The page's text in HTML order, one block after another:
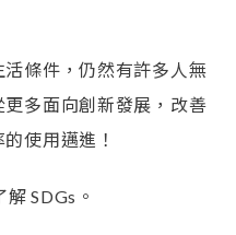
條件，仍然有許多人無
多面向創新發展，改善
使用邁進！
SDGs。